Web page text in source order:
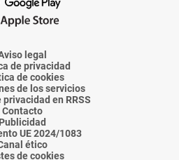
Voz
Almería
La
Voz
Almería
La
Voz
Almería
La
Voz
Almería
La
Voz
legal
de privacidad
de cookies
de los servicios
en RRSS
Contacto
Publicidad
UE 2024/1083
ético
de cookies